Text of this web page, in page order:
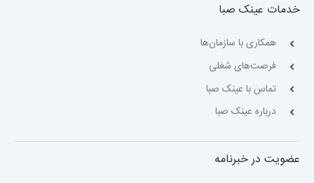
خدمات عینک صبا
همکاری با سازمان‌ها
فرصت‌های شغلی
تماس با عینک صبا
درباره عینک صبا
عضویت در خبرنامه